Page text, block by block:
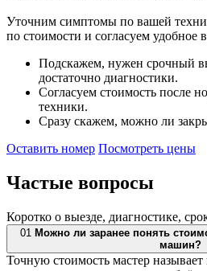
Уточним симптомы по вашей
по стоимости и согласуем удобное
Подскажем, нужен срочный
достаточно диагностики.
Согласуем стоимость после
техники.
Сразу скажем, можно ли
Оставить номер Посмотреть цены
Частые вопросы
Коротко о выезде, диагностике,
01 Можно ли заранее понять
машин?
Точную стоимость мастер называет